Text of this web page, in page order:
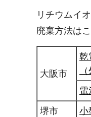
リチウムイ
廃棄方法は
大阪市
乾
電
堺市
小